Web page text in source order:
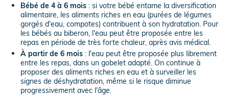
Bébé de 4 à 6 mois : si votre bébé entame la diversification
alimentaire, les aliments riches en eau (purées de légumes
gorgés d'eau, compotes) contribuent à son hydratation. Pour
les bébés au biberon, l'eau peut être proposée entre les
repas en période de très forte chaleur, après avis médical.
À partir de 6 mois : l'eau peut être proposée plus librement
entre les repas, dans un gobelet adapté. On continue à
proposer des aliments riches en eau et à surveiller les
signes de déshydratation, même si le risque diminue
progressivement avec l'âge.